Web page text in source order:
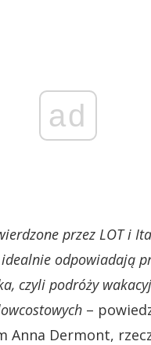
ad
przez LOT i
odpowiadają
czyli podróży
–
Anna Dermont,